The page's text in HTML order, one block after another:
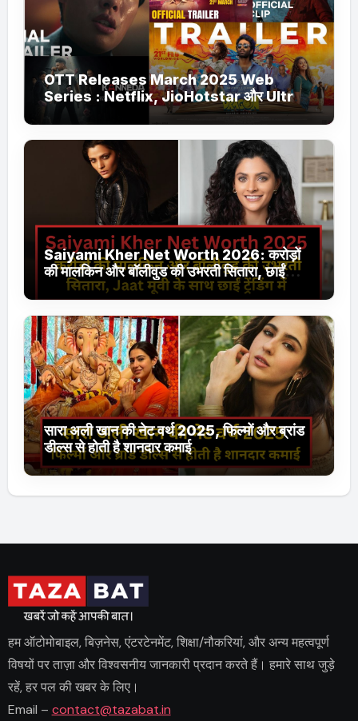
OTT Releases March 2025 Web
Series : Netflix, JioHotstar और Ultra
Jhakaas पर नई वेब सीरीज और फिल्में
Saiyami Kher Net Worth 2026: करोड़ों
की मालकिन और बॉलीवुड की उभरती सितारा, छाईं
ट्रेंडिंग में
सारा अली खान की नेट वर्थ 2025, फिल्मों और ब्रांड
डील्स से होती है शानदार कमाई
हम ऑटोमोबाइल, बिज़नेस, एंटरटेनमेंट, शिक्षा/नौकरियां, और अन्य महत्वपूर्ण
विषयों पर ताज़ा और विश्वसनीय जानकारी प्रदान करते हैं। हमारे साथ जुड़े
रहें, हर पल की खबर के लिए।
Email – contact@tazabat.in